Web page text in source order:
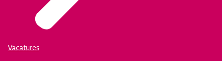
Vacatures